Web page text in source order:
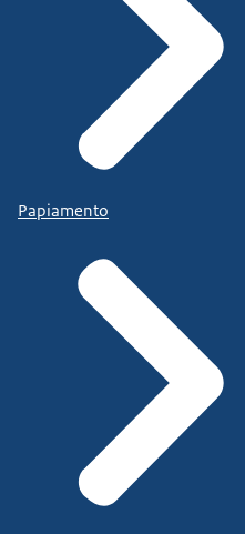
Papiamento